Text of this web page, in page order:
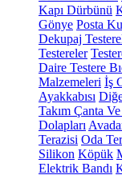
Kapı Dürbünü
Gönye Posta
Dekupaj
Testereler
Daire Testere
Malzemeleri İş
Ayakkabısı
Takım Çanta
Dolapları
Terazisi Oda
Silikon Köpük
Elektrik Bandı